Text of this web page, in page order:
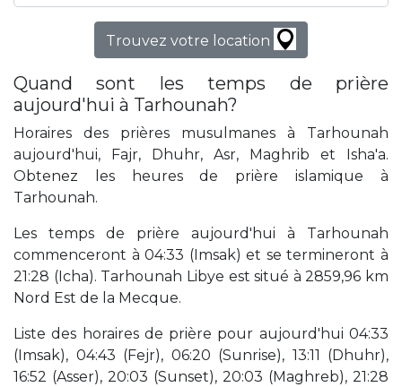
Trouvez votre location
Quand sont les temps de prière
aujourd'hui à Tarhounah?
Horaires des prières musulmanes à Tarhounah
aujourd'hui, Fajr, Dhuhr, Asr, Maghrib et Isha'a.
Obtenez les heures de prière islamique à
Tarhounah.
Les temps de prière aujourd'hui à Tarhounah
commenceront à 04:33 (Imsak) et se termineront à
21:28 (Icha). Tarhounah Libye est situé à 2859,96 km
Nord Est de la Mecque.
Liste des horaires de prière pour aujourd'hui 04:33
(Imsak), 04:43 (Fejr), 06:20 (Sunrise), 13:11 (Dhuhr),
16:52 (Asser), 20:03 (Sunset), 20:03 (Maghreb), 21:28